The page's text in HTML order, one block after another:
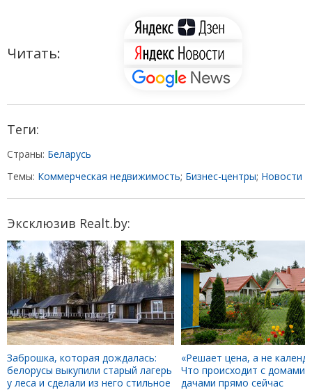
Читать:
Теги:
Страны: Беларусь
Темы: Коммерческая недвижимость; Бизнес-центры; Новости
Эксклюзив Realt.by:
Заброшка, которая дождалась:
белорусы выкупили старый лагерь
у леса и сделали из него стильное
«Решает цена, а не
Что происходит с домами
дачами прямо сейчас